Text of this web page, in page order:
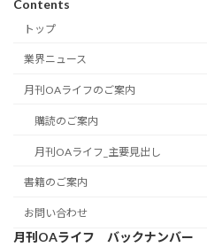
Contents
トップ
業界ニュース
月刊OAライフのご案内
購読のご案内
月刊OAライフ_主要見出し
書籍のご案内
お問い合わせ
月刊OAライフ バックナンバー